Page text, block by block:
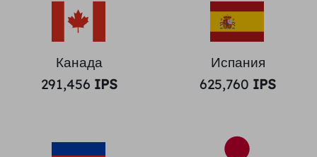
Канада
291,456 IPS
Испания
625,760 IPS